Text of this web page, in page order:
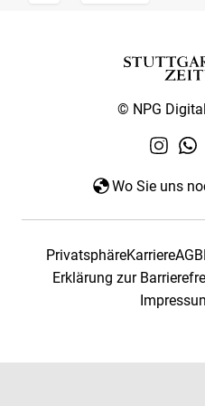
© NPG
Wo Sie uns
PrivatsphäreKarriereAGB
Erklärung zur